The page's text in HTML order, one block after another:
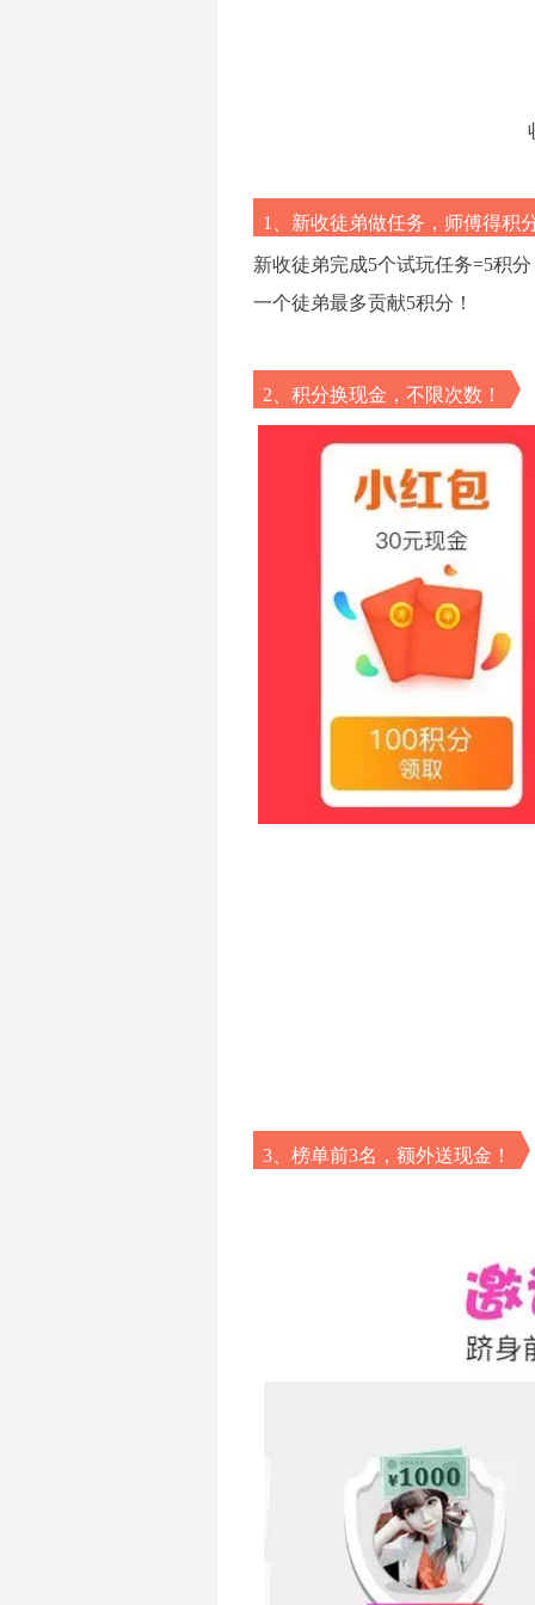
1、新收徒弟做任务，师傅得积
新收徒弟完成5个试玩任务=5积分
一个徒弟最多贡献5积分！
2、积分换现金，不限次数！
3、榜单前3名，额外送现金！